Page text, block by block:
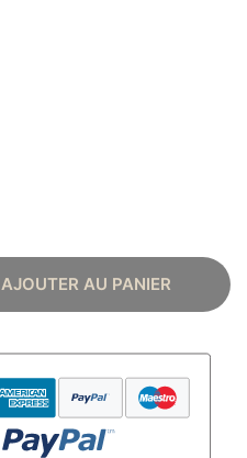
AJOUTER AU PANIER